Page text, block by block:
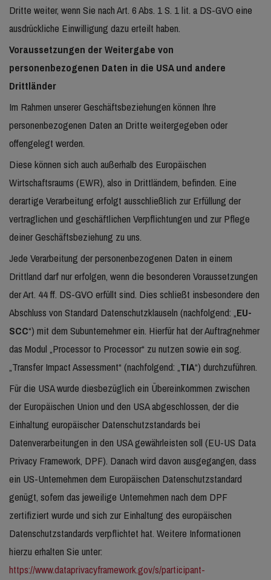
Dritte weiter, wenn Sie nach Art. 6 Abs. 1 S. 1 lit. a DS-GVO eine
ausdrückliche Einwilligung dazu erteilt haben.
Voraussetzungen der Weitergabe von
personenbezogenen Daten in die USA und andere
Drittländer
Im Rahmen unserer Geschäftsbeziehungen können Ihre
personenbezogenen Daten an Dritte weitergegeben oder
offengelegt werden.
Diese können sich auch außerhalb des Europäischen
Wirtschaftsraums (EWR), also in Drittländern, befinden. Eine
derartige Verarbeitung erfolgt ausschließlich zur Erfüllung der
vertraglichen und geschäftlichen Verpflichtungen und zur Pflege
deiner Geschäftsbeziehung zu uns.
Jede Verarbeitung der personenbezogenen Daten in einem
Drittland darf nur erfolgen, wenn die besonderen Voraussetzungen
der Art. 44 ff. DS-GVO erfüllt sind. Dies schließt insbesondere den
Abschluss von Standard Datenschutzklauseln (nachfolgend: „EU-
SCC“) mit dem Subunternehmer ein. Hierfür hat der Auftragnehmer
das Modul „Processor to Processor“ zu nutzen sowie ein sog.
„Transfer Impact Assessment“ (nachfolgend: „TIA“) durchzuführen.
Für die USA wurde diesbezüglich ein Übereinkommen zwischen
der Europäischen Union und den USA abgeschlossen, der die
Einhaltung europäischer Datenschutzstandards bei
Datenverarbeitungen in den USA gewährleisten soll (EU-US Data
Privacy Framework, DPF). Danach wird davon ausgegangen, dass
ein US-Unternehmen dem Europäischen Datenschutzstandard
genügt, sofern das jeweilige Unternehmen nach dem DPF
zertifiziert wurde und sich zur Einhaltung des europäischen
Datenschutzstandards verpflichtet hat. Weitere Informationen
hierzu erhalten Sie unter:
https://www.dataprivacyframework.gov/s/participant-